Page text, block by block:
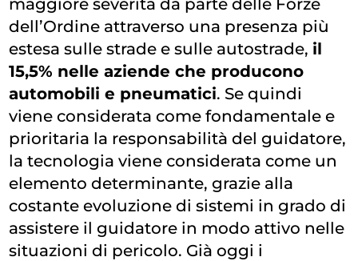
dell’Ordine attraverso una presenza più
estesa sulle strade e sulle autostrade, il
15,5% nelle aziende che producono
automobili e pneumatici. Se quindi
viene considerata come fondamentale e
prioritaria la responsabilità del guidatore,
la tecnologia viene considerata come un
elemento determinante, grazie alla
costante evoluzione di sistemi in grado di
assistere il guidatore in modo attivo nelle
situazioni di pericolo. Già oggi i